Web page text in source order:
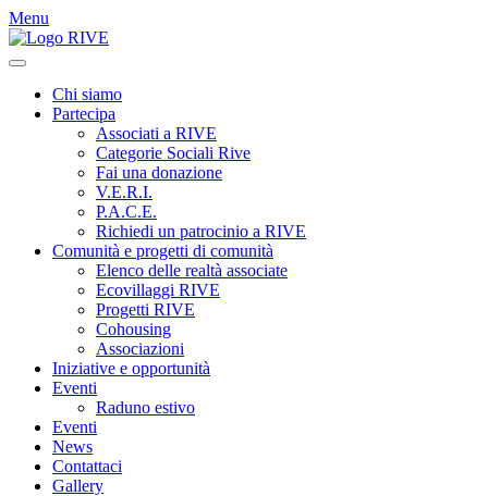
Menu
Chi siamo
Partecipa
Associati a RIVE
Categorie Sociali Rive
Fai una donazione
V.E.R.I.
P.A.C.E.
Richiedi un patrocinio a RIVE
Comunità e progetti di comunità
Elenco delle realtà associate
Ecovillaggi RIVE
Progetti RIVE
Cohousing
Associazioni
Iniziative e opportunità
Eventi
Raduno estivo
Eventi
News
Contattaci
Gallery